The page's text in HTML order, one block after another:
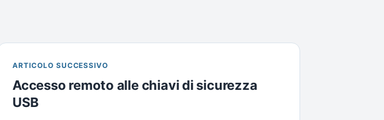
ARTICOLO SUCCESSIVO
Accesso remoto alle chiavi di sicurezza
USB